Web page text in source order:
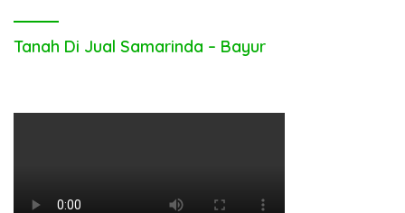
Tanah Di Jual Samarinda – Bayur